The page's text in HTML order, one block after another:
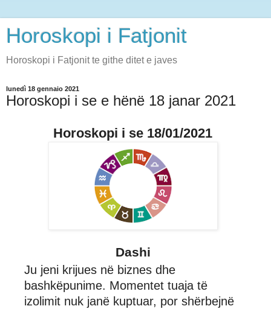
Horoskopi i Fatjonit
Horoskopi i Fatjonit te githe ditet e javes
lunedì 18 gennaio 2021
Horoskopi i se e hënë 18 janar 2021
Horoskopi i se 18/01/2021
Dashi
Ju jeni krijues në biznes dhe
bashkëpunime. Momentet tuaja të
izolimit nuk janë kuptuar, por shërbejnë